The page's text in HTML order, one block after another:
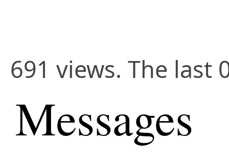
691 views. The last
Messages